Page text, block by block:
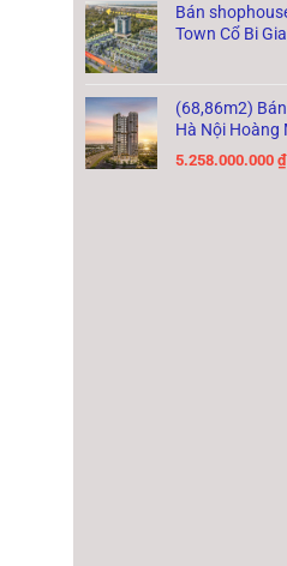
Bán
Town Cổ Bi
(68,86m2)
Hà Nội Hoàng
5.258.000.000 ₫